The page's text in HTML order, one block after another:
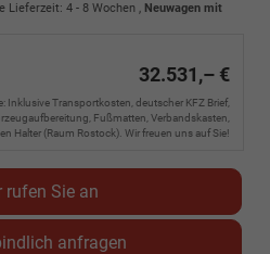
Lieferzeit: 4 - 8 Wochen , Neuwagen mit
32.531,– €
Inklusive Transportkosten, deutscher KFZ Brief,
Fußmatten, Verbandskasten,
Halter (Raum Rostock). Wir freuen uns auf Sie!
rufen Sie an
anfragen